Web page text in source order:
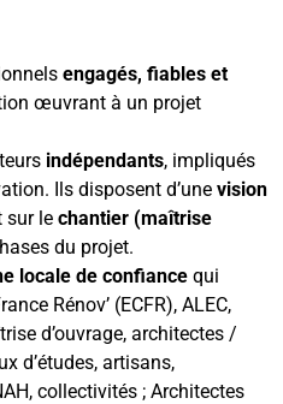
engagés, fiables et
œuvrant à un projet
indépendants, impliqués
Ils disposent d’une vision
sur le chantier (maîtrise
du projet.
locale de confiance qui
Rénov’ (ECFR), ALEC,
d’ouvrage, architectes /
d’études, artisans,
collectivités ; Architectes